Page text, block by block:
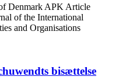
Denmark APK Article
of the International
and Organisations
bisættelse